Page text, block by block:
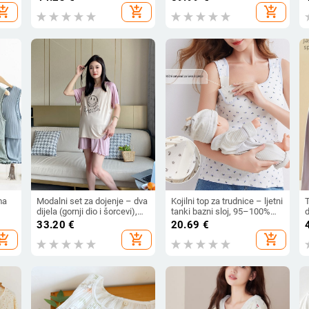
pamuk, dvostruko slojevita
gaz, V-izrez, dugi rukavi, add_shopping_cart
100% poliester, dugi rukavi,
hlače
add_shopping_cart
Modalni set za dojenje – dva
dijela (gornji dio i šorcevi),
tekstni uzorak, rukavi 3/4,
otvor za dojenje, modal
vlakna 90–95%, spandex
33.20 €
add_shopping_cart
Kojilni top za trudnice – ljetni
tanki bazni sloj, 95–100%
pamuk, kroj Sling
20.69 €
add_shopping_cart